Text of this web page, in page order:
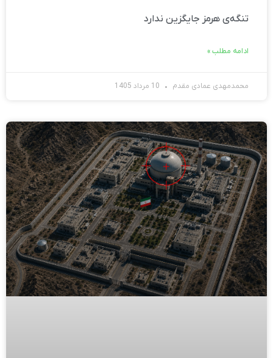
تنگه‌ی هرمز جایگزین ندارد
ادامه مطلب »
محمدمهدی عمادی مقدم